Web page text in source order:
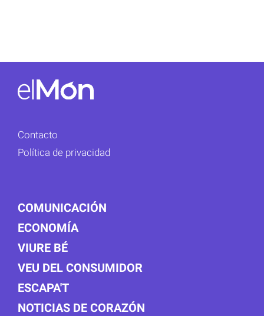
Contacto
Política de privacidad
COMUNICACIÓN
ECONOMÍA
VIURE BÉ
VEU DEL CONSUMIDOR
ESCAPA'T
NOTICIAS DE CORAZÓN